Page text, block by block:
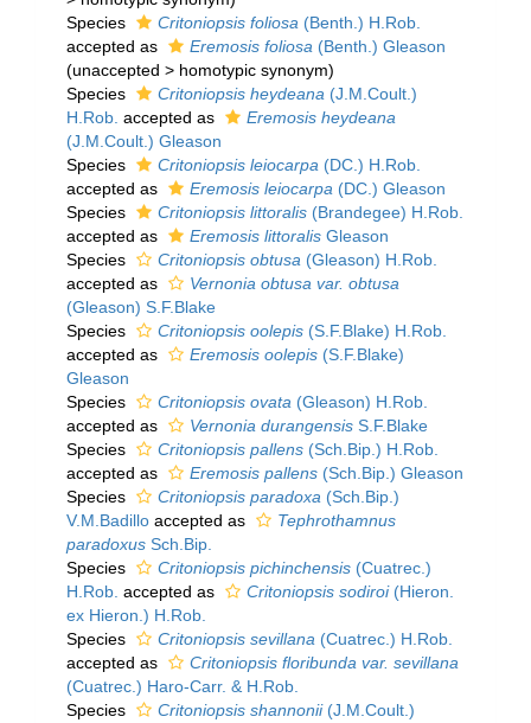
Species
Critoniopsis foliosa (Benth.) H.Rob.
accepted as
Eremosis foliosa (Benth.) Gleason
(unaccepted > homotypic synonym)
Species
Critoniopsis heydeana (J.M.Coult.)
H.Rob. accepted as
Eremosis heydeana
(J.M.Coult.) Gleason
Species
Critoniopsis leiocarpa (DC.) H.Rob.
accepted as
Eremosis leiocarpa (DC.) Gleason
Species
Critoniopsis littoralis (Brandegee) H.Rob.
accepted as
Eremosis littoralis Gleason
Species
Critoniopsis obtusa (Gleason) H.Rob.
accepted as
Vernonia obtusa var. obtusa
(Gleason) S.F.Blake
Species
Critoniopsis oolepis (S.F.Blake) H.Rob.
accepted as
Eremosis oolepis (S.F.Blake)
Gleason
Species
Critoniopsis ovata (Gleason) H.Rob.
accepted as
Vernonia durangensis S.F.Blake
Species
Critoniopsis pallens (Sch.Bip.) H.Rob.
accepted as
Eremosis pallens (Sch.Bip.) Gleason
Species
Critoniopsis paradoxa (Sch.Bip.)
V.M.Badillo accepted as
Tephrothamnus
paradoxus Sch.Bip.
Species
Critoniopsis pichinchensis (Cuatrec.)
H.Rob. accepted as Critoniopsis sodiroi(Hieron.
ex Hieron.) H.Rob.
Species
Critoniopsis sevillana (Cuatrec.) H.Rob.
accepted as
Critoniopsis floribunda var. sevillana
(Cuatrec.) Haro-Carr. & H.Rob.
Species
Critoniopsis shannonii(J.M.Coult.)